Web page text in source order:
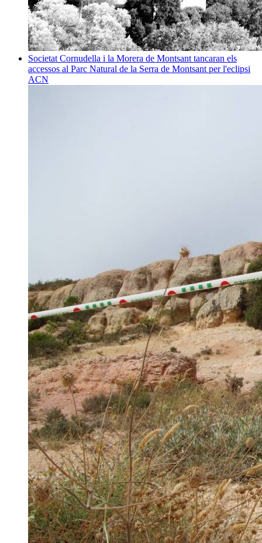
Societat Cornudella i la Morera de Montsant tancaran els
accessos al Parc Natural de la Serra de Montsant per l'eclipsi
ACN